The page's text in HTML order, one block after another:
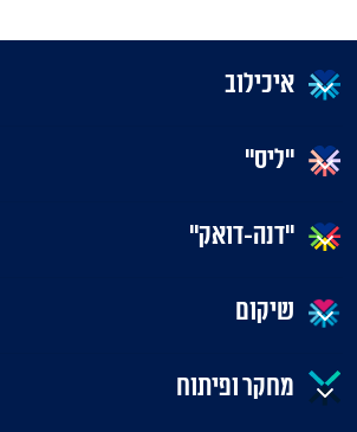
איכילוב
"ליס"
"דנה-דואק"
שיקום
מחקר ופיתוח